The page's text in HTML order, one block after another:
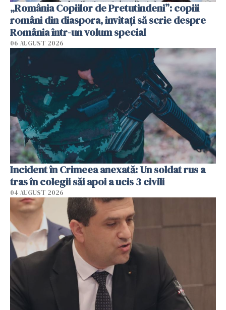
„România Copiilor de Pretutindeni”: copiii
români din diaspora, invitați să scrie despre
România într-un volum special
06 AUGUST 2026
Incident în Crimeea anexată: Un soldat rus a
tras în colegii săi apoi a ucis 3 civili
04 AUGUST 2026